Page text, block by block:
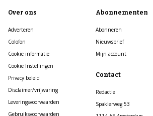
Over ons
Adverteren
Colofon
Cookie informatie
Cookie Instellingen
Privacy beleid
Disclaimer/vrijwaring
Leveringsvoorwaarden
Gebruiksvoorwaarden
Abonnementen
Abonneren
Nieuwsbrief
Mijn account
Contact
Redactie
Spaklerweg 53